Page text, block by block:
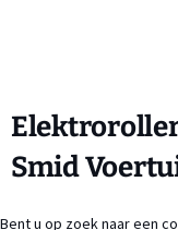
Smid
Bent u op zoek naar een